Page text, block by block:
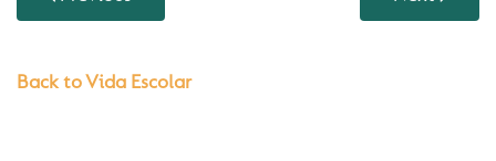
Back to Vida Escolar